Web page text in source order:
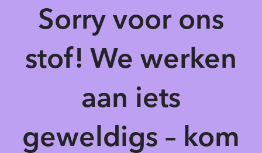
Sorry voor ons
stof! We werken
aan iets
geweldigs – kom